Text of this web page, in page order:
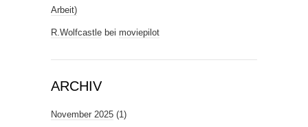
Arbeit)
R.Wolfcastle bei moviepilot
ARCHIV
November 2025 (1)